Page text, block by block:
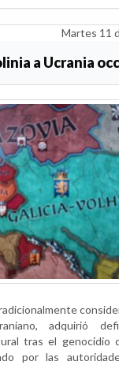
Martes 11
a Ucrania
adquirió
tras el genocidio
por las